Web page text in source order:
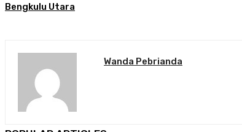
Bengkulu Utara
Wanda Pebrianda